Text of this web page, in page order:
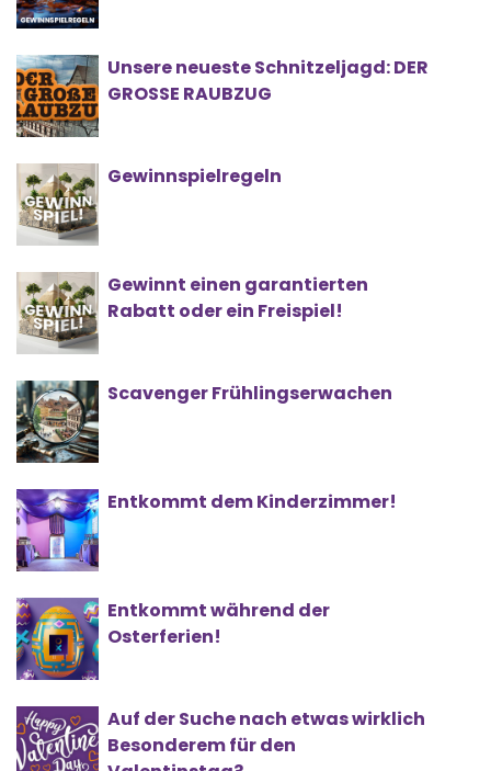
Unsere neueste Schnitzeljagd: DER
GROSSE RAUBZUG
Gewinnspielregeln
Gewinnt einen garantierten
Rabatt oder ein Freispiel!
Scavenger Frühlingserwachen
Entkommt dem Kinderzimmer!
Entkommt während der
Osterferien!
Auf der Suche nach etwas wirklich
Besonderem für den